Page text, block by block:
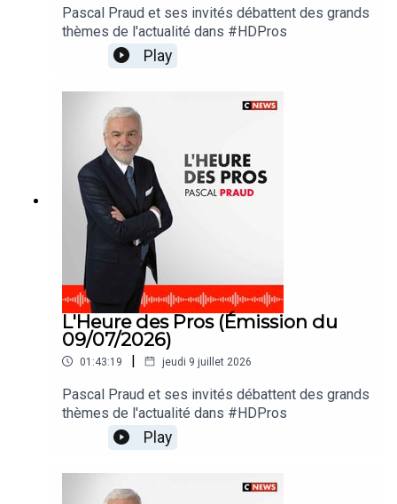
Pascal Praud et ses invités débattent des grands
thèmes de l'actualité dans #HDPros
Play
L'Heure des Pros (Émission du
09/07/2026)
01:43:19 | jeudi 9 juillet 2026
Pascal Praud et ses invités débattent des grands
thèmes de l'actualité dans #HDPros
Play